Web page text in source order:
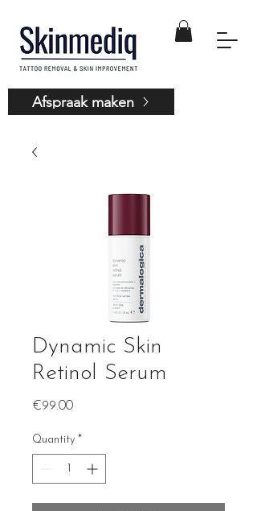
Afspraak maken
Dynamic Skin
Retinol Serum
€99.00Price
Quantity *